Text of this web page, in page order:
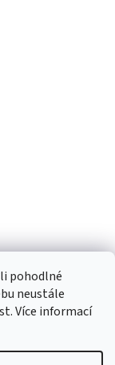
pohodlné
neustále
Více informací